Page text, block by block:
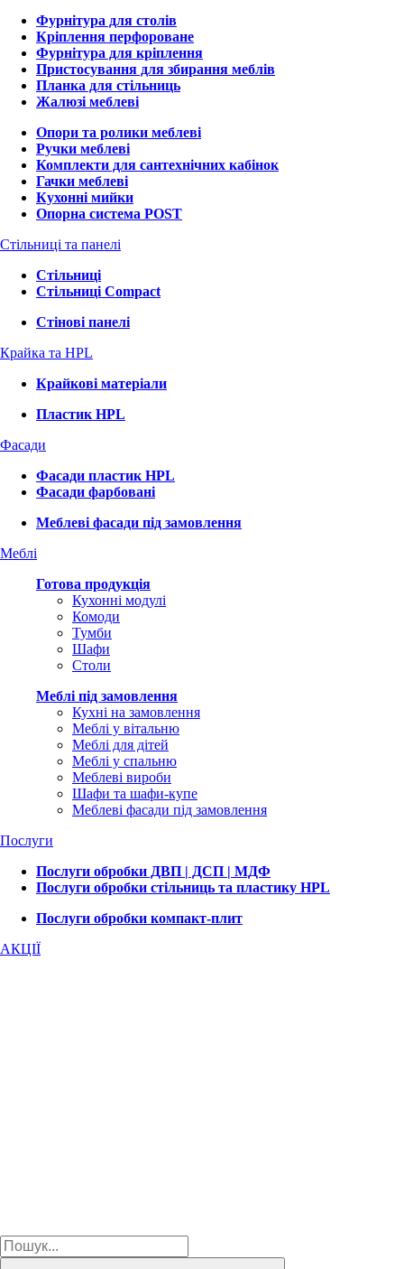
Фурнітура для столів
Кріплення перфороване
Фурнітура для кріплення
Пристосування для збирання меблів
Планка для стільниць
Жалюзі меблеві
Опори та ролики меблеві
Ручки меблеві
Комплекти для сантехнічних кабінок
Гачки меблеві
Кухонні мийки
Опорна система POST
Стільниці та панелі
Стільниці
Стільниці Compact
Стінові панелі
Крайка та HPL
Крайкові матеріали
Пластик HPL
Фасади
Фасади пластик HPL
Фасади фарбовані
Меблеві фасади під замовлення
Меблі
Готова продукція
Кухонні модулі
Комоди
Тумби
Шафи
Столи
Меблі під замовлення
Кухні на замовлення
Меблі у вітальню
Меблі для дітей
Меблі у спальню
Меблеві вироби
Шафи та шафи-купе
Меблеві фасади під замовлення
Послуги
Послуги обробки ДВП | ДСП | МДФ
Послуги обробки стільниць та пластику HPL
Послуги обробки компакт-плит
АКЦІЇ